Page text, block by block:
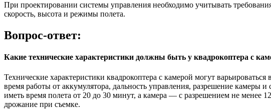
При проектировании системы управления необходимо учитывать
скорость, высота и режимы полета.
Вопрос-ответ:
Какие технические характеристики должны быть у квадрокоптера с
Технические характеристики квадрокоптера с камерой могут
время работы от аккумулятора, дальность управления, разрешение камеры
иметь время полета от 20 до 30 минут, а камера — с разрешением не
дрожание при съемке.